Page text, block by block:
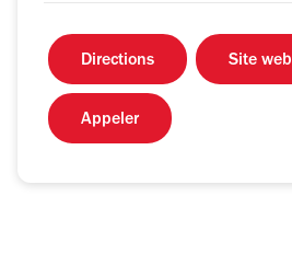
Directions Site web
Appeler